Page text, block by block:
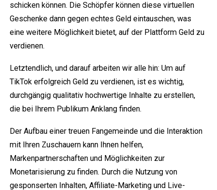
schicken können. Die Schöpfer können diese virtuellen
Geschenke dann gegen echtes Geld eintauschen, was
eine weitere Möglichkeit bietet, auf der Plattform Geld zu
verdienen.
Letztendlich, und darauf arbeiten wir alle hin: Um auf
TikTok erfolgreich Geld zu verdienen, ist es wichtig,
durchgängig qualitativ hochwertige Inhalte zu erstellen,
die bei Ihrem Publikum Anklang finden.
Der Aufbau einer treuen Fangemeinde und die Interaktion
mit Ihren Zuschauern kann Ihnen helfen,
Markenpartnerschaften und Möglichkeiten zur
Monetarisierung zu finden. Durch die Nutzung von
gesponserten Inhalten, Affiliate-Marketing und Live-